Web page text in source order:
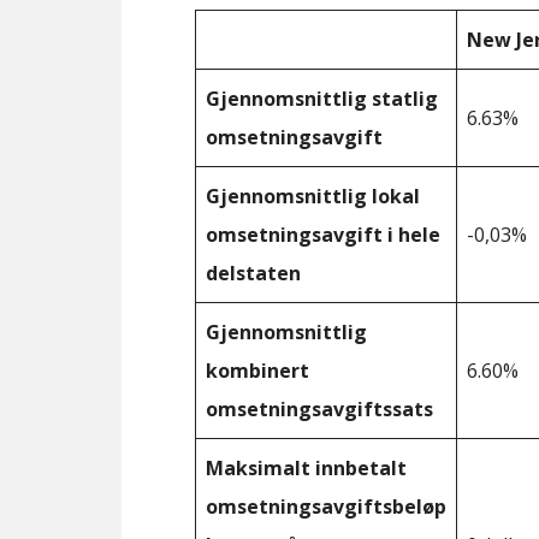
New
Gjennomsnittlig statlig
omsetningsavgift
6.63%
Gjennomsnittlig lokal
omsetningsavgift i hele
delstaten
-0,03%
Gjennomsnittlig
kombinert
omsetningsavgiftssats
6.60%
Maksimalt innbetalt
omsetningsavgiftsbeløp